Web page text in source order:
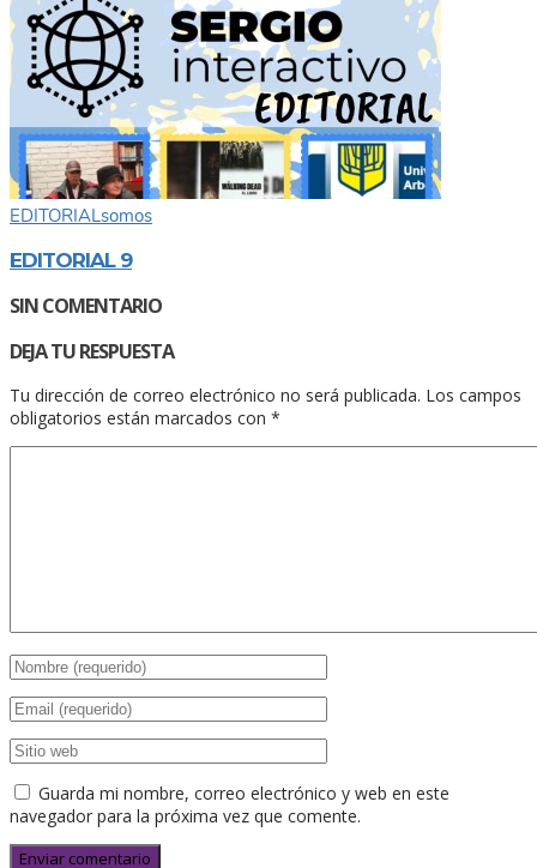
EDITORIALsomos
EDITORIAL 9
SIN COMENTARIO
DEJA TU RESPUESTA
Tu dirección de correo electrónico no será publicada. Los campos
obligatorios están marcados con *
Guarda mi nombre, correo electrónico y web en este
navegador para la próxima vez que comente.